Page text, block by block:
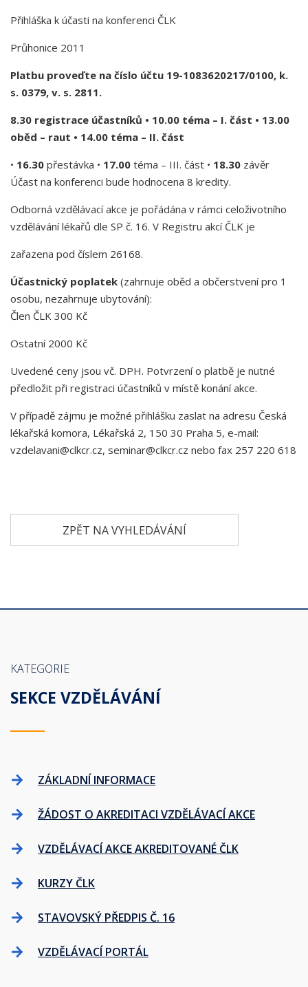
Přihláška k účasti na konferenci ČLK
Průhonice 2011
Platbu proveďte na číslo účtu 19-1083620217/0100, k.
s. 0379, v. s. 2811.
8.30 registrace účastníků • 10.00 téma – I. část • 13.00
oběd – raut • 14.00 téma – II. část
• 16.30 přestávka • 17.00 téma – III. část • 18.30 závěr
Účast na konferenci bude hodnocena 8 kredity.
Odborná vzdělávací akce je pořádána v rámci celoživotního
vzdělávání lékařů dle SP č. 16. V Registru akcí ČLK je
zařazena pod číslem 26168.
Účastnický poplatek (zahrnuje oběd a občerstvení pro 1
osobu, nezahrnuje ubytování):
Člen ČLK 300 Kč
Ostatní 2000 Kč
Uvedené ceny jsou vč. DPH. Potvrzení o platbě je nutné
předložit při registraci účastníků v místě konání akce.
V případě zájmu je možné přihlášku zaslat na adresu Česká
lékařská komora, Lékařská 2, 150 30 Praha 5, e-mail:
vzdelavani@clkcr.cz, seminar@clkcr.cz nebo fax 257 220 618
ZPĚT NA VYHLEDÁVÁNÍ
KATEGORIE
SEKCE VZDĚLÁVÁNÍ
ZÁKLADNÍ INFORMACE
ŽÁDOST O AKREDITACI VZDĚLÁVACÍ AKCE
VZDĚLÁVACÍ AKCE AKREDITOVANÉ ČLK
KURZY ČLK
STAVOVSKÝ PŘEDPIS Č. 16
VZDĚLÁVACÍ PORTÁL